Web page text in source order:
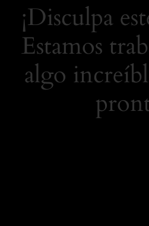
¡Disculpa
Estamos
algo